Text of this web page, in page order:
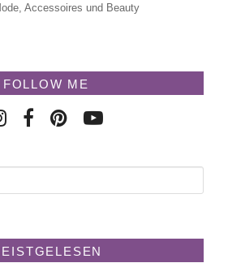
Accessoires und Beauty
FOLLOW ME